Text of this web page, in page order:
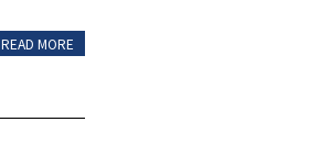
READ MORE